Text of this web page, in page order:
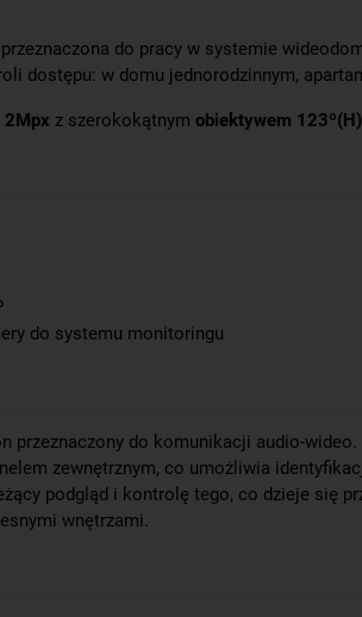
do pracy w systemie
dostępu: w domu jednorodzinnym,
2Mpx z szerokokątnym obiektywem
do systemu monitoringu
do komunikacji audio-wideo.
zewnętrznym, co umożliwia
podgląd i kontrolę tego, co dzieje się
wnętrzami.